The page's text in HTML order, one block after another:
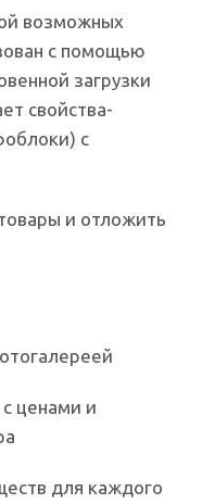
возможных
с помощью
загрузки
свойства-
с
и отложить
ценами и
для каждого